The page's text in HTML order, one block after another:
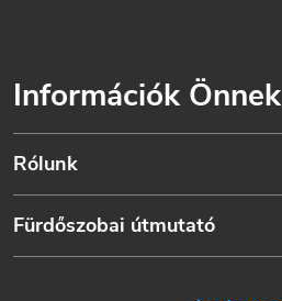
Információk Önnek
Rólunk
Fürdőszobai útmutató